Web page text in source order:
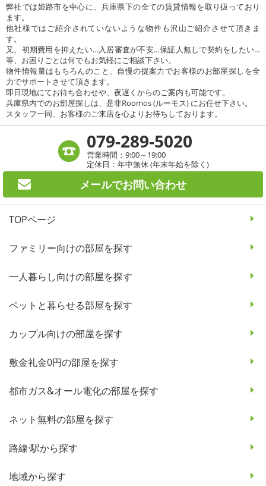
弊社では姫路市を中心に、兵庫県下の全ての賃貸情報を取り扱っており
ます。
他社様ではご紹介されていないような物件も沢山ご紹介させて頂きま
す。
又、初期費用を抑えたい…入居審査が不安…保証人無しで契約をしたい…
等、お困りごとは何でもお気軽にご相談下さい。
物件情報量はもちろんのこと、自慢の提案力でお客様のお部屋探しを全
力でサポートさせて頂きます。
即日現地にてお待ち合わせや、夜遅くからのご案内も可能です。
兵庫県内でのお部屋探しは、是非Roomos (ルーモス) にお任せ下さい。
スタッフ一同、お客様のご来店を心よりお待ちしております。
079-289-5020
営業時間：9:00～19:00
定休日：年中無休 (年末年始を除く)
メールでお問い合わせ
TOPページ
ファミリー向けの部屋を探す
一人暮らし向けの部屋を探す
ペットと暮らせる部屋を探す
カップル向けの部屋を探す
敷金礼金0円の部屋を探す
都市ガス&オール電化の部屋を探す
ネット無料の部屋を探す
路線·駅から探す
地域から探す